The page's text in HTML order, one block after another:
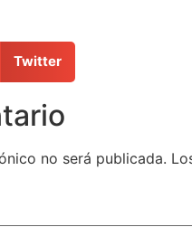
Twitter
no será publicada.